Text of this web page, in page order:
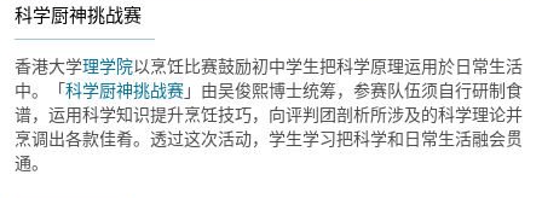
科学厨神挑战赛
香港大学理学院以烹饪比赛鼓励初中学生把科学原理运用於日常生活
中。「科学厨神挑战赛」由吴俊熙博士统筹，参赛队伍须自行研制食
谱，运用科学知识提升烹饪技巧，向评判团剖析所涉及的科学理论并
烹调出各款佳肴。透过这次活动，学生学习把科学和日常生活融会贯
通。